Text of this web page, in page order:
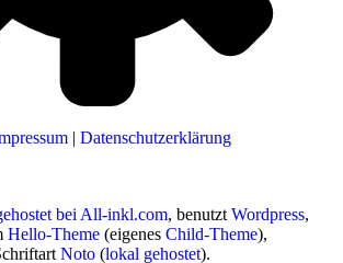
| Datenschutzerklärung
bei All-inkl.com, benutzt Wordpress,
Hello-Theme (eigenes Child-Theme),
Noto (lokal gehostet).